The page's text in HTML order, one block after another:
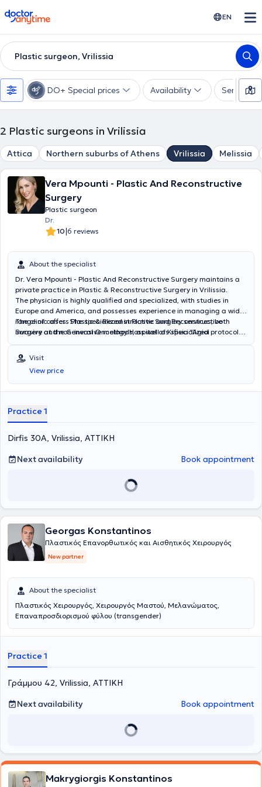
doctoranytime EN
Plastic surgeon, Vrilissia
DO+ Special prices Availability Services
2 Plastic surgeons in Vrilissia
Attica Northern suburbs of Athens Vrilissia Melissia
Vera Mpounti - Plastic And Reconstructive
Surgery
Plastic surgeon
Dr.
10|6 reviews
About the specialist
Dr. Vera Mpounti - Plastic And Reconstructive Surgery maintains a
private practice in Plastic & Reconstructive Surgery in Vrilissia.
The physician is highly qualified and specialized, with studies in
Europe and America, and possesses experience in managing a wide
range of cases. She specialized in Plastic and Reconstructive
Surgery at the General Oncology Hospital of Kifisia "Agioi
seminars. Additionally, she is an official trainer for the Merz
Aesthetics portfolio in Greece and Cyprus.
The clinic offers Plastic & Reconstructive Surgery services, both
invasive and non-invasive methods, as well as specialized protocols
Visit
View price
Practice 1
Dirfis 30A, Vrilissia, ΑΤΤΙΚΗ
Next availability
Book appointment
Georgas Konstantinos
Πλαστικός Επανορθωτικός και Αισθητικός Χειρουργός
New partner
About the specialist
Πλαστικός Χειρουργός, Χειρουργός Μαστού, Μελανώματος,
Επαναπροσδιορισμού φύλου (transgender)
Practice 1
Γράμμου 42, Vrilissia, ΑΤΤΙΚΗ
Next availability
Book appointment
Makrygiorgis Konstantinos